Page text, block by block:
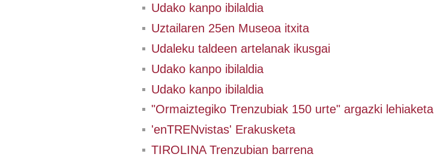
Udako kanpo ibilaldia
Uztailaren 25en Museoa itxita
Udaleku taldeen artelanak ikusgai
Udako kanpo ibilaldia
Udako kanpo ibilaldia
"Ormaiztegiko Trenzubiak 150 urte" argazki lehiaketa
'enTRENvistas' Erakusketa
TIROLINA Trenzubian barrena